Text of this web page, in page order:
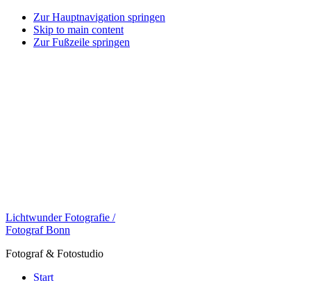
Zur Hauptnavigation springen
Skip to main content
Zur Fußzeile springen
Lichtwunder Fotografie /
Fotograf Bonn
Fotograf & Fotostudio
Start